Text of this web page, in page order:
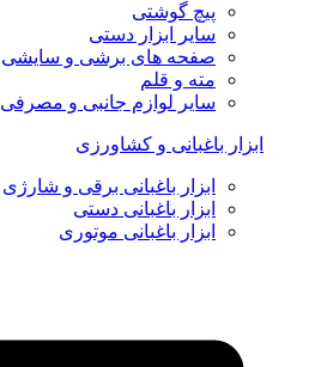
پیچ گوشتی
سایر ابزار دستی
صفحه های برشی و سایشی
مته و قلم
سایر لوازم جانبی و مصرفی
ابزار باغبانی و کشاورزی
ابزار باغبانی برقی و شارژی
ابزار باغبانی دستی
ابزار باغبانی موتوری